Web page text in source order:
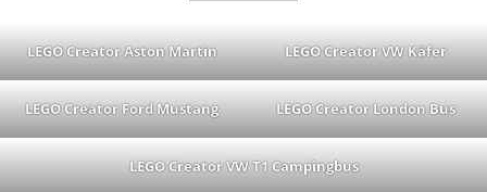
LEGO Creator Aston Martin LEGO Creator VW Käfer
LEGO Creator Ford Mustang LEGO Creator London Bus
LEGO Creator VW T1 Campingbus